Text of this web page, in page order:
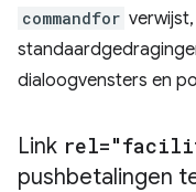
commandfor
dialoogvensters en
Link
pushbetalingen